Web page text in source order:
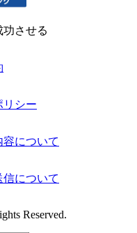
功させる
リシー
について
について
Reserved.